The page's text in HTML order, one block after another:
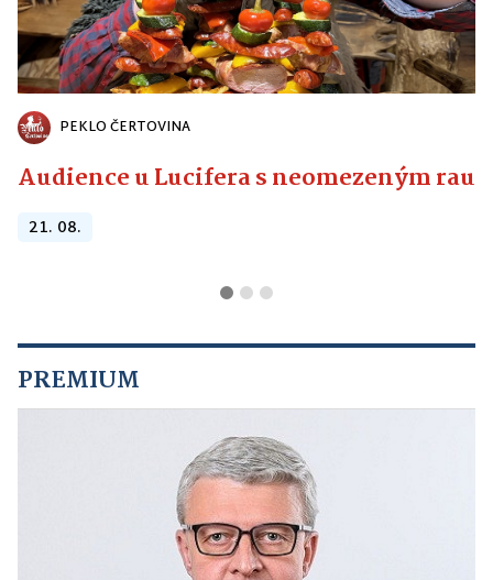
PEKLO ČERTOVINA
Audience u Lucifera s neomezeným
21. 08.
PREMIUM